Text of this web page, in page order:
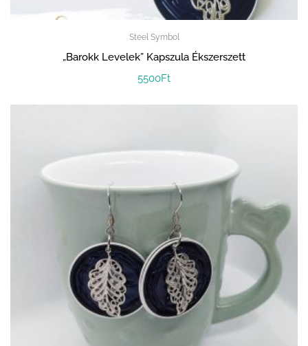
Steel Symbol
„Barokk Levelek” Kapszula Ékszerszett
5500Ft